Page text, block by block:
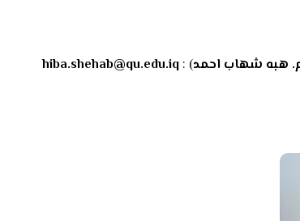
هبه شهاب احمد) :
hiba.shehab@qu.edu.iq